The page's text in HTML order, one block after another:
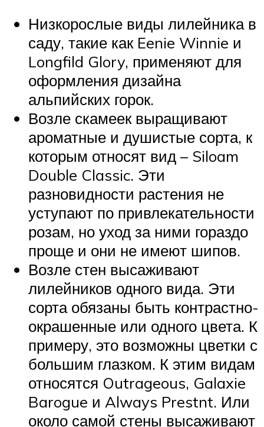
Низкорослые виды лилейника в
саду, такие как Eenie Winnie и
Longfild Glory, применяют для
оформления дизайна
альпийских горок.
Возле скамеек выращивают
ароматные и душистые сорта, к
которым относят вид – Siloam
Double Classic. Эти
разновидности растения не
уступают по привлекательности
розам, но уход за ними гораздо
проще и они не имеют шипов.
Возле стен высаживают
лилейников одного вида. Эти
сорта обязаны быть контрастно-
окрашенные или одного цвета. К
примеру, это возможны цветки с
большим глазком. К этим видам
относятся Outrageous, Galaxie
Barogue и Always Prestnt. Или
около самой стены высаживают